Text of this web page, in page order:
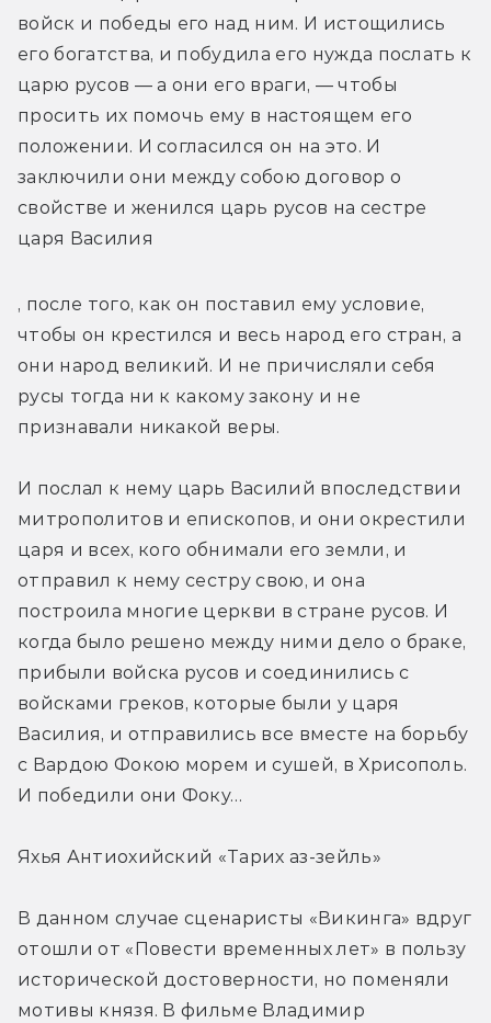
войск и победы его над ним. И истощились
его богатства, и побудила его нужда послать к
царю русов — а они его враги, — чтобы
просить их помочь ему в настоящем его
положении. И согласился он на это. И
заключили они между собою договор о
свойстве и женился царь русов на сестре
царя Василия
, после того, как он поставил ему условие,
чтобы он крестился и весь народ его стран, а
они народ великий. И не причисляли себя
русы тогда ни к какому закону и не
признавали никакой веры.
И послал к нему царь Василий впоследствии
митрополитов и епископов, и они окрестили
царя и всех, кого обнимали его земли, и
отправил к нему сестру свою, и она
построила многие церкви в стране русов. И
когда было решено между ними дело о браке,
прибыли войска русов и соединились с
войсками греков, которые были у царя
Василия, и отправились все вместе на борьбу
с Вардою Фокою морем и сушей, в Хрисополь.
И победили они Фоку…
Яхья Антиохийский «Тарих аз-зейль»
В данном случае сценаристы «Викинга» вдруг
отошли от «Повести временных лет» в пользу
исторической достоверности, но поменяли
мотивы князя. В фильме Владимир